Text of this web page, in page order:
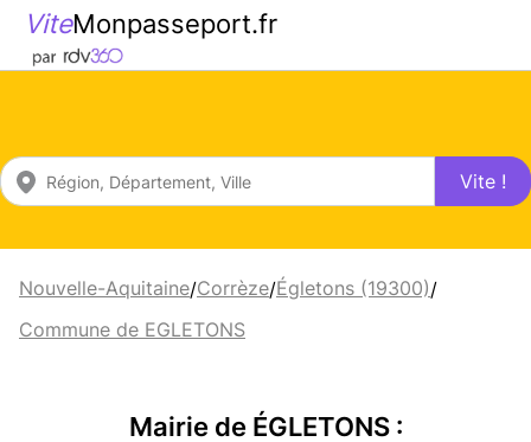
ViteMonpasseport.fr
Vite !
Nouvelle-Aquitaine/Corrèze/Égletons (19300)/
Commune de EGLETONS
Mairie de ÉGLETONS :